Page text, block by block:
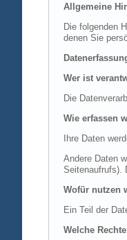
Allgemeine
Die folgenden
denen Sie
Wer ist
Die
Wie erfassen
Ihre Daten
Andere Daten
Seitenaufrufs).
Wofür nutzen
Ein Teil der
Welche